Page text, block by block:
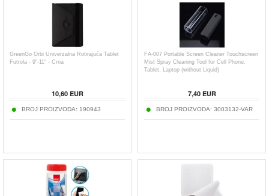
GreenGo Orbi Univerzalna Rotirajuća Tablet
Futrola - 9"-11" - Crna
10,60EUR
BROJ PROIZVODA: 190943
FA-007 Portable Screen Cleaner Touchscreen
Mist Spray Cleaning Tool for Cell Phone,
Tablet, Laptop (without Liquid)
7,40EUR
BROJ PROIZVODA: 3003132-VAR